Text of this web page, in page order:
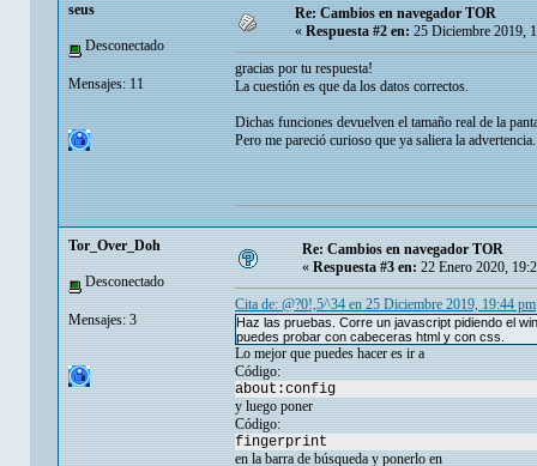
seus
Desconectado
Mensajes: 11
Re: Cambios en navegador TOR
«Respuesta #2 en:25 Diciembre 2019,
gracias por tu respuesta!
La cuestión es que da los datos correctos.
Dichas funciones devuelven el tamaño real de la
Pero me pareció curioso que ya saliera la advertencia.
Tor_Over_Doh
Desconectado
Mensajes: 3
Re: Cambios en navegador TOR
« Respuesta #3 en: 22 Enero 2020,
Cita de: @?0!,5^34 en 25 Diciembre 2019, 19:44 pm
Haz las pruebas. Corre un javascript pidiendo el
puedes probar con cabeceras html y con css.
Lo mejor que puedes hacer es ir a
Código:
about:config
y luego poner
Código:
fingerprint
en la barra de búsqueda y ponerlo en